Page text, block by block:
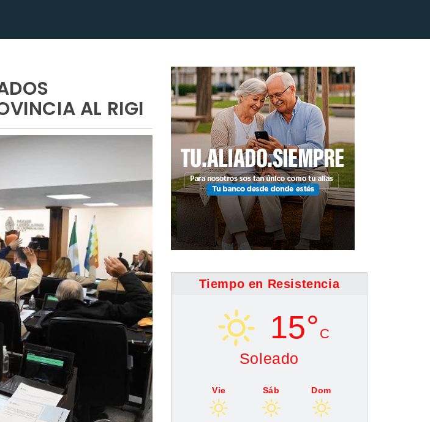
AL RIGI
Tiempo en Resistencia
15° C
Soleado
Vie Sáb Dom